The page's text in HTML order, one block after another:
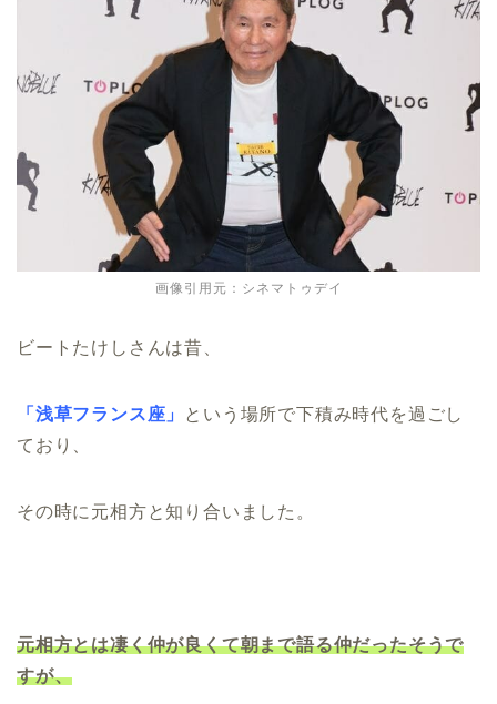
画像引用元：シネマトゥデイ
ビートたけしさんは昔、
「浅草フランス座」
という場所で下積み時代を過ごし
ており、
その時に元相方と知り合いました。
元相方とは凄く仲が良くて朝まで語る仲だったそうで
すが、